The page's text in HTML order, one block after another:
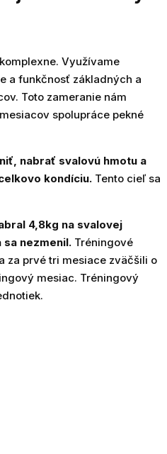
Využívame
a funkčnosť základných a
Toto zameranie nám
spolupráce pekné
nabrať svalovú hmotu a
kondíciu. Tento cieľ sa
4,8kg na svalovej
nezmenil. Tréningové
za prvé tri mesiace zväčšili o
mesiac. Tréningový